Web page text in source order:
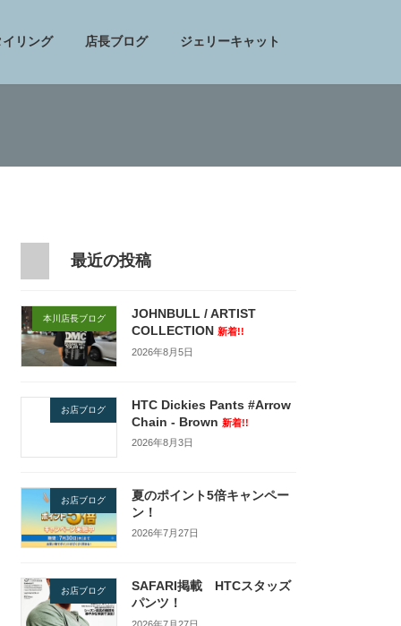
イリング 店長ブログ ジェリーキャット
最近の投稿
本川店長ブログ
JOHNBULL / ARTIST
COLLECTION 新着!!
2026年8月5日
お店ブログ
HTC Dickies Pants #Arrow
Chain - Brown 新着!!
2026年8月3日
お店ブログ
夏のポイント5倍キャンペー
ン！
2026年7月27日
お店ブログ
SAFARI掲載 HTCスタッズ
パンツ！